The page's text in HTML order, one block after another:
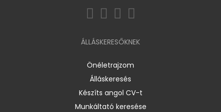
ÁLLÁSKERESŐKNEK
Önéletrajzom
Álláskeresés
Készíts angol CV-t
Munkáltató keresése